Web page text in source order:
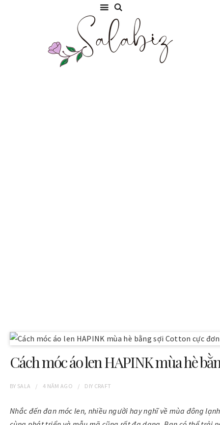
Cách móc áo len HAPINK mùa hè
BY SALA 4 NĂM AGO DIY CRAFT
Nhắc đến đan móc len, nhiều người hay nghĩ về mùa đông